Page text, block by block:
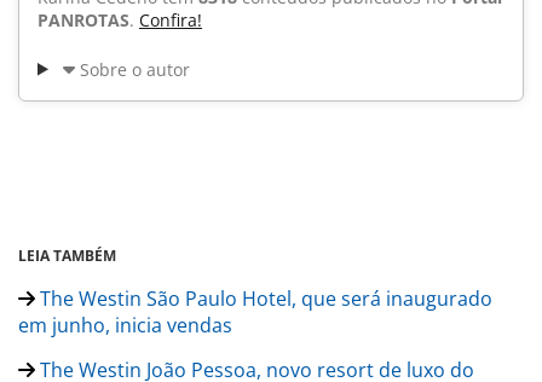
PANROTAS. Confira!
Sobre o autor
LEIA TAMBÉM
The Westin São Paulo Hotel, que será inaugurado
em junho, inicia vendas
The Westin João Pessoa, novo resort de luxo do